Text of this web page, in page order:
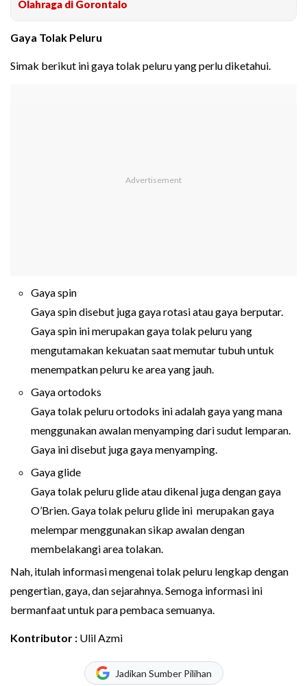
Olahraga di Gorontalo
Gaya Tolak Peluru
Simak berikut ini gaya tolak peluru yang perlu diketahui.
Gaya spin
Gaya spin disebut juga gaya rotasi atau gaya berputar.
Gaya spin ini merupakan gaya tolak peluru yang
mengutamakan kekuatan saat memutar tubuh untuk
menempatkan peluru ke area yang jauh.
Gaya ortodoks
Gaya tolak peluru ortodoks ini adalah gaya yang mana
menggunakan awalan menyamping dari sudut lemparan.
Gaya ini disebut juga gaya menyamping.
Gaya glide
Gaya tolak peluru glide atau dikenal juga dengan gaya
O’Brien. Gaya tolak peluru glide ini merupakan gaya
melempar menggunakan sikap awalan dengan
membelakangi area tolakan.
Nah, itulah informasi mengenai tolak peluru lengkap dengan
pengertian, gaya, dan sejarahnya. Semoga informasi ini
bermanfaat untuk para pembaca semuanya.
Kontributor : Ulil Azmi
Jadikan Sumber Pilihan